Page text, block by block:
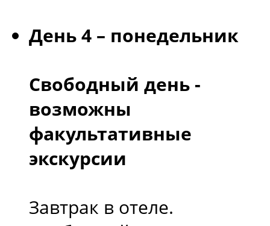
День 4 – понедельник
Свободный день -
возможны
факультативные
экскурсии
Завтрак в отеле.